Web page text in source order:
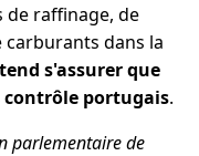
de raffinage, de
dans la
s'assurer que
contrôle portugais.
parlementaire de